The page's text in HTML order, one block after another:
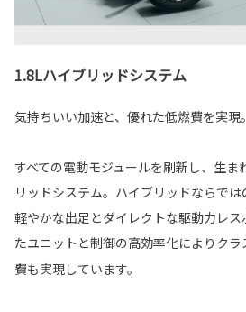
1.8Lハイブリッドシステム
気持ちいい加速と、優れた低燃費を実現。
すべての電動モジュールを刷新し、生
リッドシステム。ハイブリッドならでは
軽やかな出足とダイレクトな駆動力レ
たユニットと制御の高効率化によりク
費も実現しています。